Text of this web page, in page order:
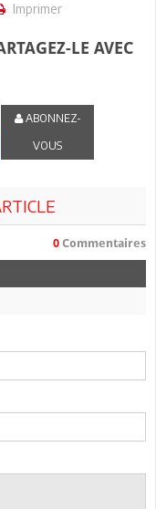
Imprimer
LE AVEC
ABONNEZ-
VOUS
0 Commentaires